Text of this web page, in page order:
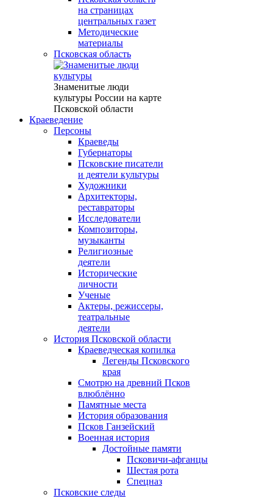
на страницах
центральных газет
Методические
материалы
Псковская область
Знаменитые люди
культуры России на карте
Псковской области
Краеведение
Персоны
Краеведы
Губернаторы
Псковские писатели
и деятели культуры
Художники
Архитекторы,
реставраторы
Исследователи
Композиторы,
музыканты
Религиозные
деятели
Исторические
личности
Ученые
Актеры, режиссеры,
театральные
деятели
История Псковской области
Краеведческая копилка
Легенды Псковского
края
Смотрю на древний Псков
влюблённо
Памятные места
История образования
Псков Ганзейский
Военная история
Достойные памяти
Псковичи-афганцы
Шестая рота
Спецназ
Псковские следы